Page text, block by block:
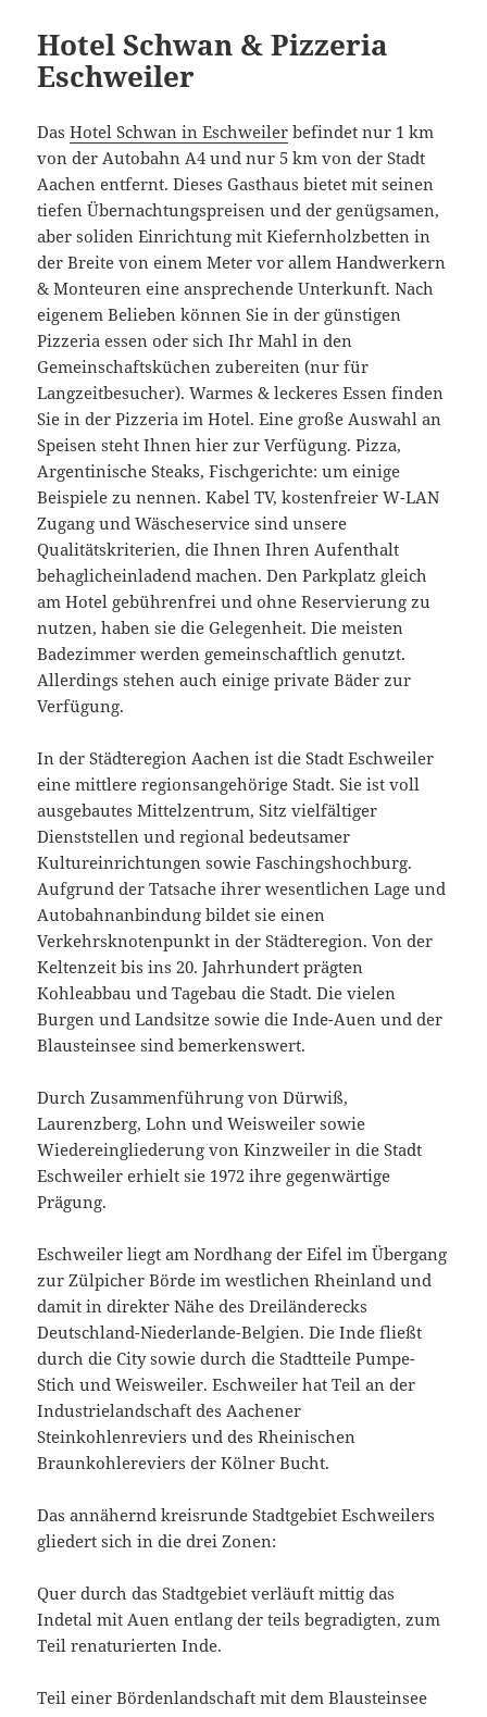
Hotel Schwan & Pizzeria
Eschweiler
DasHotel Schwan in Eschweiler befindet nur 1 km
von der Autobahn A4 und nur 5 km von der Stadt
Aachen entfernt. Dieses Gasthaus bietet mit seinen
tiefen Übernachtungspreisen und der genügsamen,
aber soliden Einrichtung mit Kiefernholzbetten in
der Breite von einem Meter vor allem Handwerkern
& Monteuren eine ansprechende Unterkunft. Nach
eigenem Belieben können Sie in der günstigen
Pizzeria essen oder sich Ihr Mahl in den
Gemeinschaftsküchen zubereiten (nur für
Langzeitbesucher). Warmes & leckeres Essen finden
Sie in der Pizzeria im Hotel. Eine große Auswahl an
Speisen steht Ihnen hier zur Verfügung. Pizza,
Argentinische Steaks, Fischgerichte: um einige
Beispiele zu nennen. Kabel TV, kostenfreier W-LAN
Zugang und Wäscheservice sind unsere
Qualitätskriterien, die Ihnen Ihren Aufenthalt
behaglicheinladend machen. Den Parkplatz gleich
am Hotel gebührenfrei und ohne Reservierung zu
nutzen, haben sie die Gelegenheit. Die meisten
Badezimmer werden gemeinschaftlich genutzt.
Allerdings stehen auch einige private Bäder zur
Verfügung.
In der Städteregion Aachen ist die Stadt Eschweiler
eine mittlere regionsangehörige Stadt. Sie ist voll
ausgebautes Mittelzentrum, Sitz vielfältiger
Dienststellen und regional bedeutsamer
Kultureinrichtungen sowie Faschingshochburg.
Aufgrund der Tatsache ihrer wesentlichen Lage und
Autobahnanbindung bildet sie einen
Verkehrsknotenpunkt in der Städteregion. Von der
Keltenzeit bis ins 20. Jahrhundert prägten
Kohleabbau und Tagebau die Stadt. Die vielen
Burgen und Landsitze sowie die Inde-Auen und der
Blausteinsee sind bemerkenswert.
Durch Zusammenführung von Dürwiß,
Laurenzberg, Lohn und Weisweiler sowie
Wiedereingliederung von Kinzweiler in die Stadt
Eschweiler erhielt sie 1972 ihre gegenwärtige
Prägung.
Eschweiler liegt am Nordhang der Eifel im Übergang
zur Zülpicher Börde im westlichen Rheinland und
damit in direkter Nähe des Dreiländerecks
Deutschland-Niederlande-Belgien. Die Inde fließt
durch die City sowie durch die Stadtteile Pumpe-
Stich und Weisweiler. Eschweiler hat Teil an der
Industrielandschaft des Aachener
Steinkohlenreviers und des Rheinischen
Braunkohlereviers der Kölner Bucht.
Das annähernd kreisrunde Stadtgebiet Eschweilers
gliedert sich in die drei Zonen:
Quer durch das Stadtgebiet verläuft mittig das
Indetal mit Auen entlang der teils begradigten, zum
Teil renaturierten Inde.
Teil einer Bördenlandschaft mit dem Blausteinsee